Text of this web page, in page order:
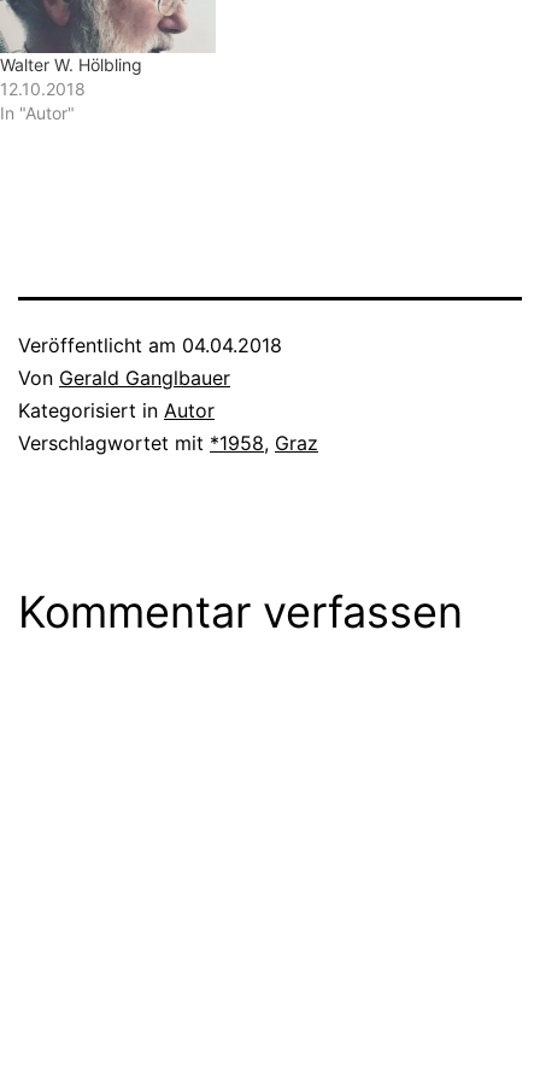
Walter W. Hölbling
12.10.2018
In "Autor"
Veröffentlicht am 04.04.2018
Von Gerald Ganglbauer
Kategorisiert in Autor
Verschlagwortet mit *1958, Graz
Kommentar verfassen